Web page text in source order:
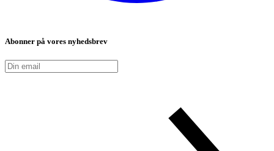
Abonner på vores nyhedsbrev